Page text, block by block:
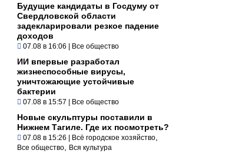
Будущие кандидаты в Госдуму от
Свердловской области
задекларировали резкое падение
доходов
07.08 в 16:06 | Все общество
ИИ впервые разработал
жизнеспособные вирусы,
уничтожающие устойчивые
бактерии
07.08 в 15:57 | Все общество
Новые скульптуры поставили в
Нижнем Тагиле. Где их посмотреть?
07.08 в 15:26 | Всё городское хозяйство
Все общество Вся культура